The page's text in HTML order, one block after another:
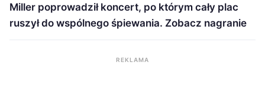
Miller poprowadził koncert, po którym cały plac
ruszył do wspólnego śpiewania. Zobacz nagranie
REKLAMA